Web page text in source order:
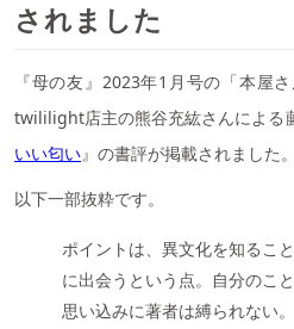
されました
『母の友』2023年1月号の「本屋
twililight店主の熊谷充紘さんによる
いい匂い』の書評が掲載されました。
以下一部抜粋です。
ポイントは、異文化を知るこ
に出会うという点。自分のこ
思い込みに著者は縛られない